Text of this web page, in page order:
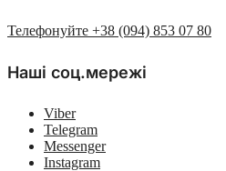
Телефонуйте +38 (094) 853 07 80
Наші соц.мережі
Viber
Telegram
Messenger
Instagram